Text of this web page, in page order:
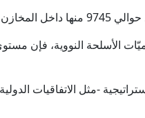
الأسلحة النووية، فإن مستوى
-مثل الاتفاقيات